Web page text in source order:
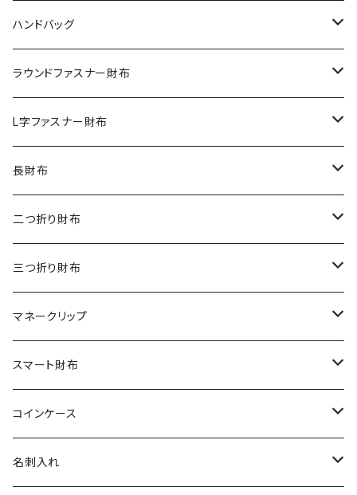
ハンドバッグ
クロコダイル
ダイヤモンドパイソン
オーストリッチ
シャーク
リザード
エレファント
その他の革
ラウンドファスナー財布
クロコダイル
ダイヤモンドパイソン
オーストリッチ
シャーク
リザード
エレファント
その他の革
L字ファスナー財布
クロコダイル
ダイヤモンドパイソン
オーストリッチ
シャーク
リザード
エレファント
その他の革
長財布
クロコダイル
ダイヤモンドパイソン
オーストリッチ
シャーク
リザード
エレファント
二つ折り財布
クロコダイル
ダイヤモンドパイソン
オーストリッチ
シャーク
リザード
三つ折り財布
クロコダイル
ダイヤモンドパイソン
オーストリッチ
シャーク
マネークリップ
クロコダイル
ダイヤモンドパイソン
オーストリッチ
スマート財布
クロコダイル
ダイヤモンドパイソン
コインケース
クロコダイル
名刺入れ